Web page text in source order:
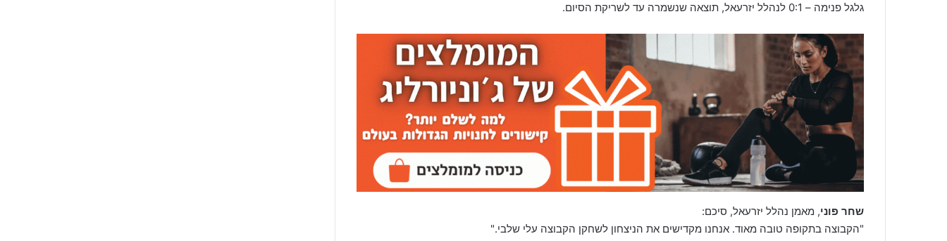
גלגל פנימה – 0:1 לנהלל יזרעאל, תוצאה שנשמרה עד לשריקת הסיום.
שחר פוני, מאמן נהלל יזרעאל, סיכם:
"הקבוצה בתקופה טובה מאוד. אנחנו מקדישים את הניצחון לשחקן הקבוצה עלי שלבי."